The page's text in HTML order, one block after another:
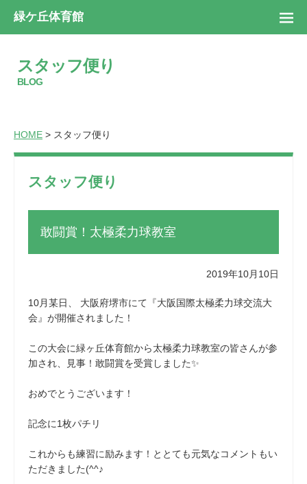
緑ケ丘体育館
スタッフ便り
BLOG
HOME > スタッフ便り
スタッフ便り
敢闘賞！太極柔力球教室
2019年10月10日
10月某日、 大阪府堺市にて『大阪国際太極柔力球交流大
会』が開催されました！
この大会に緑ヶ丘体育館から太極柔力球教室の皆さんが参
加され、見事！敢闘賞を受賞しました✨
おめでとうございます！
記念に1枚パチリ
これからも練習に励みます！ととても元気なコメントもい
ただきました(^^♪